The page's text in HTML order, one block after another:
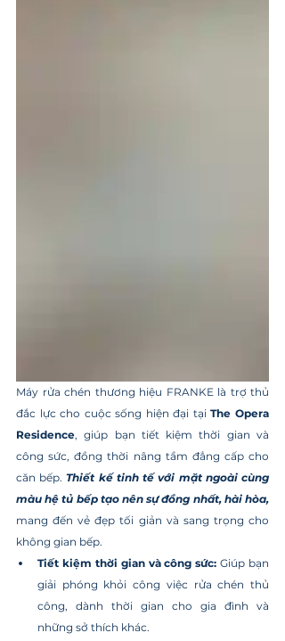
Máy rửa chén thương hiệu FRANKE là trợ thủ
đắc lực cho cuộc sống hiện đại tại The Opera
Residence, giúp bạn tiết kiệm thời gian và
công sức, đồng thời nâng tầm đẳng cấp cho
căn bếp. Thiết kế tinh tế với mặt ngoài cùng
mang đến vẻ đẹp tối giản và sang trọng cho
không gian bếp.
Tiết kiệm thời gian và công sức: Giúp bạn
giải phóng khỏi công việc rửa chén thủ
công, dành thời gian cho gia đình và
những sở thích khác.